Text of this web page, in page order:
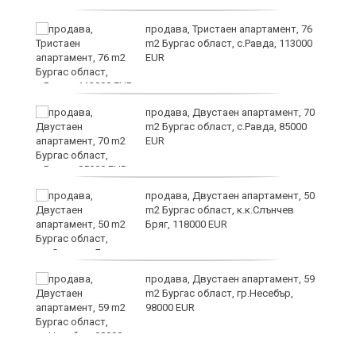
продава, Тристаен апартамент, 76
m2 Бургас област, с.Равда, 113000
EUR
продава, Двустаен апартамент, 70
m2 Бургас област, с.Равда, 85000
EUR
продава, Двустаен апартамент, 50
m2 Бургас област, к.к.Слънчев
Бряг, 118000 EUR
продава, Двустаен апартамент, 59
m2 Бургас област, гр.Несебър,
98000 EUR